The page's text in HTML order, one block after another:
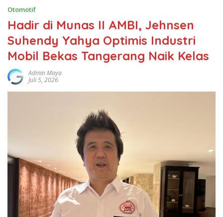
Otomotif
Hadir di Munas II AMBI, Jehnsen
Suhendy Yahya Optimis Industri
Mobil Bekas Tangerang Naik Kelas
Admin Maya
Juli 5, 2026